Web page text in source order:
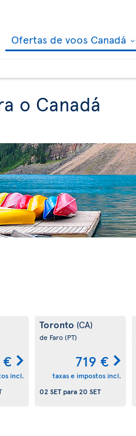
Ofertas de voos Canadá
o Canadá
incl.
Toronto (CA)
de Faro(PT)
719 €
taxas e impostos incl.
02 SETpara20 SET